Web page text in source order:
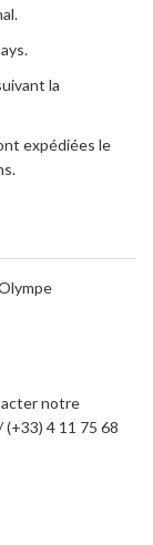
la
expédiées le
notre
(+33) 4 11 75 68